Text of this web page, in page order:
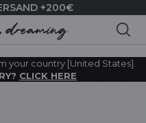
+200€
your country [United States].
CLICK HERE